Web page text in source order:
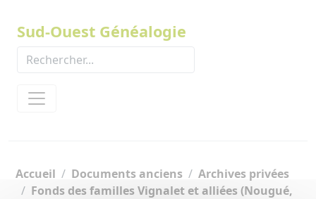
Sud-Ouest Généalogie
Accueil Documents anciens
Archives privées
Fonds des familles Vignalet et alliées (Nougué,